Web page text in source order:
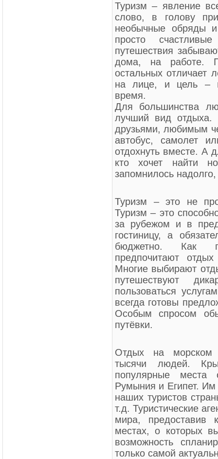
Туризм – явление
слово, в голову
необычные обряды
просто
путешествия
дома, на работе.
остальных отличает
на лице, и цель –
время.
Для большинства
лучший вид отдыха.
друзьями, любимым
автобус, самолет
отдохнуть вместе. А
кто хочет найти
запомнилось
Туризм – это не
Туризм – это
за рубежом и в
гостиницу, а
бюджетно. Как
предпочитают
Многие выбирают
путешествуют
пользоваться
всегда готовы
Особым спросом
путёвки.
Отдых на морском
тысячи людей.
популярные места
Румыния и Египет. Им
наших туристов
т.д. Туристические
мира, предоставив
местах, о которых
возможность
только самой